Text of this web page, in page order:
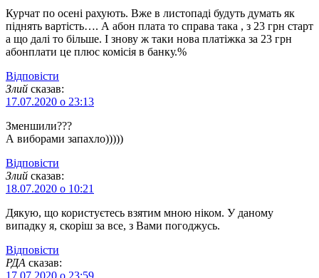
Курчат по осені рахують. Вже в листопаді будуть думать як
піднять вартість…. А абон плата то справа така , з 23 грн старт
а що далі то більше. І знову ж таки нова платіжка за 23 грн
абонплати це плюс комісія в банку.%
Відповіcти
Злий сказав:
17.07.2020 о 23:13
Зменшили???
А виборами запахло)))))
Відповіcти
Злий сказав:
18.07.2020 о 10:21
Дякую, що користуєтесь взятим мною ніком. У даному
випадку я, скоріш за все, з Вами погоджусь.
Відповіcти
РДА сказав:
17.07.2020 о 23:59